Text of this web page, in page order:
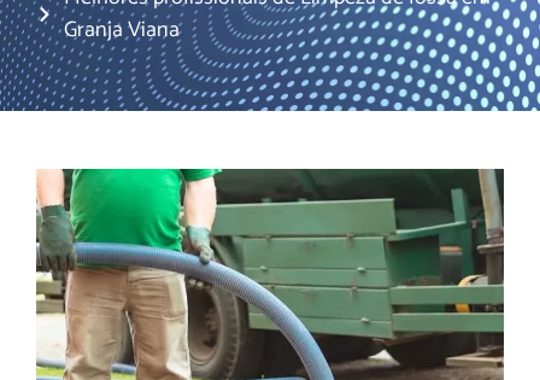
Granja Viana